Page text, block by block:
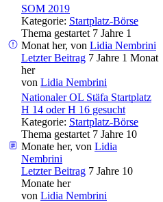
SOM 2019
Kategorie: Startplatz-Börse
Thema gestartet 7 Jahre 1
Monat her, von Lidia Nembrini
Letzter Beitrag 7 Jahre 1 Monat
her
von Lidia Nembrini
Nationaler OL Stäfa Startplatz
H 14 oder H 16 gesucht
Kategorie: Startplatz-Börse
Thema gestartet 7 Jahre 10
Monate her, von Lidia
Nembrini
Letzter Beitrag 7 Jahre 10
Monate her
von Lidia Nembrini